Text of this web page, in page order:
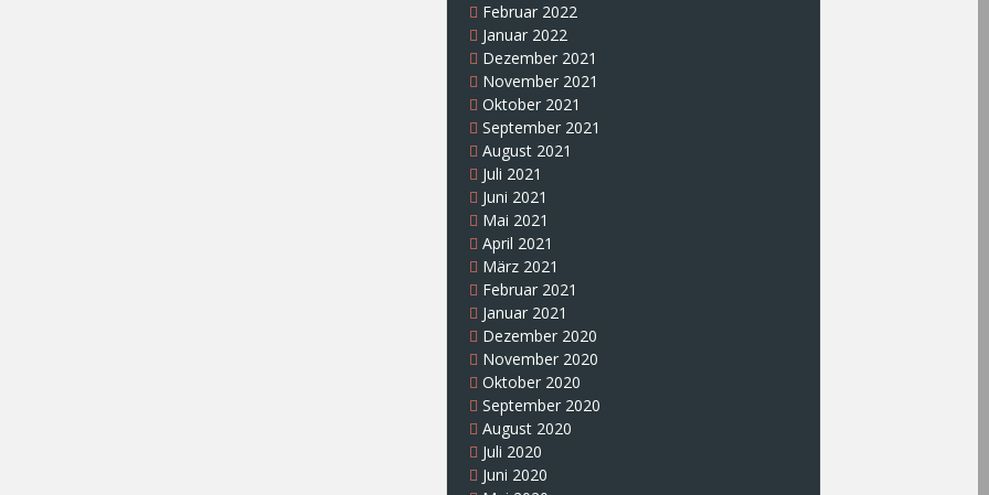
Februar 2022
Januar 2022
Dezember 2021
November 2021
Oktober 2021
September 2021
August 2021
Juli 2021
Juni 2021
Mai 2021
April 2021
März 2021
Februar 2021
Januar 2021
Dezember 2020
November 2020
Oktober 2020
September 2020
August 2020
Juli 2020
Juni 2020